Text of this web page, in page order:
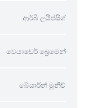
ආර්බී ලයිප්සිග්
වෙයාඩෙර් බ්‍රෙමෙන්
බේයාර්න් මූනිච්